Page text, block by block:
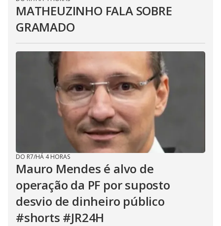
MATHEUZINHO FALA SOBRE
GRAMADO
DO R7/HÁ 4 HORAS
Mauro Mendes é alvo de
operação da PF por suposto
desvio de dinheiro público
#shorts #JR24H